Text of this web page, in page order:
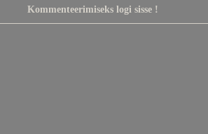
Kommenteerimiseks logi sisse !